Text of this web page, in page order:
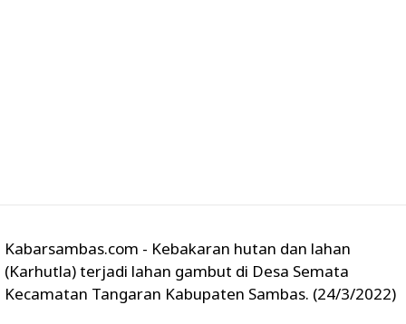
Kabarsambas.com - Kebakaran hutan dan lahan
(Karhutla) terjadi lahan gambut di Desa Semata
Kecamatan Tangaran Kabupaten Sambas. (24/3/2022)